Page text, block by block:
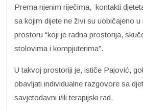
Prema njenim riječima, kontakti
sa kojim dijete ne živi su uobičajeno u
prostoru “koji je radna prostorija,
stolovima i kompjuterima”.
U takvoj prostoriji je, ističe Pajović,
obavljati individualne razgovore sa
savjetodavni i/ili terapijski rad.